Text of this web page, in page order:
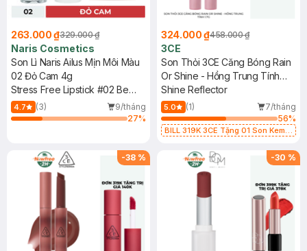
263.000 ₫329.000 ₫
Naris Cosmetics
Son Lì Naris Ailus Mịn Môi Màu
02 Đỏ Cam 4g
Stress Free Lipstick #02 Be
Confident
4.7 (3)
9/tháng
27%
324.000 ₫458.000 ₫
3CE
Son Thỏi 3CE Căng Bóng Rain
Or Shine - Hồng Trung Tính
1.7g
Shine Reflector
5.0 (1)
7/tháng
56%
BILL 319K 3CE Tặng 01 Son Kem
1.5g (SL có hạn)
-38 % -30 %